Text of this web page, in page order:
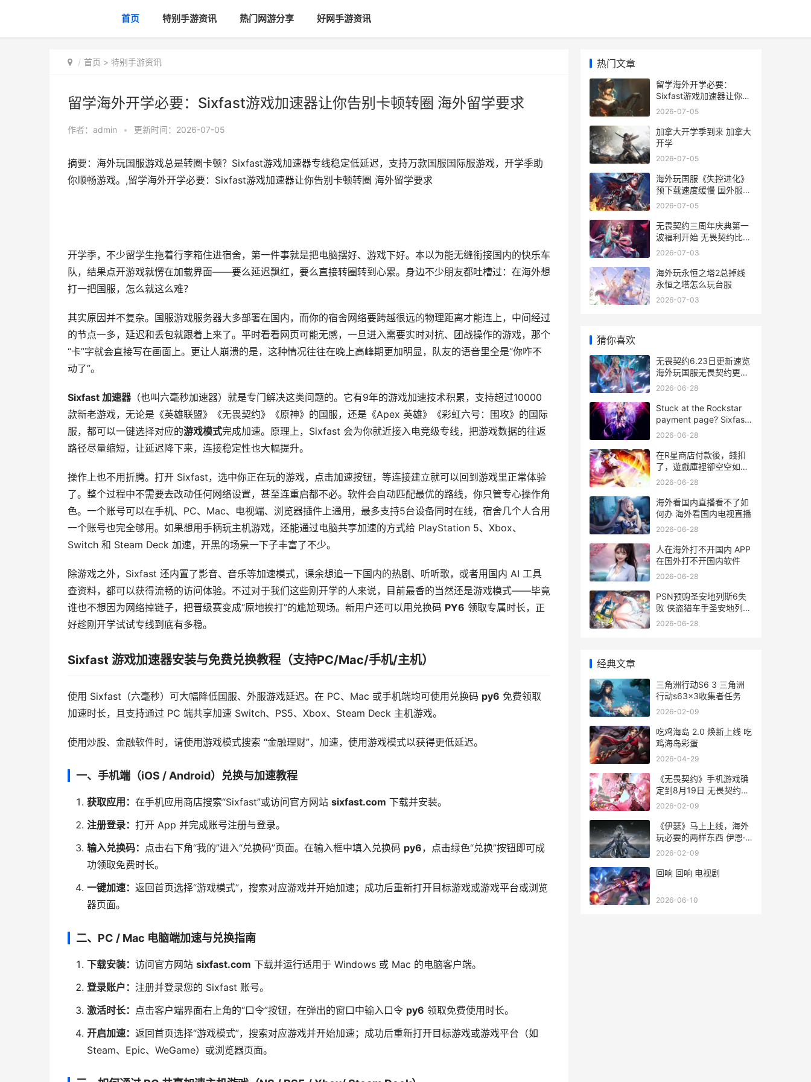
首页 特别手游资讯 热门网游分享 好网手游资讯
首页 > 特别手游资讯
留学海外开学必要：Sixfast游戏加速器让你告别卡顿转圈 海外留学要求
作者： admin • 更新时间：2026-07-05
摘要：海外玩国服游戏总是转圈卡顿？Sixfast游戏加速器专线稳定低延迟，支持万款国服国际服游戏，开学季助
你顺畅游戏。,留学海外开学必要：Sixfast游戏加速器让你告别卡顿转圈 海外留学要求
开学季，不少留学生拖着行李箱住进宿舍，第一件事就是把电脑摆好、游戏下好。本以为能无缝衔接国内的快乐车
队，结果点开游戏就愣在加载界面——要么延迟飘红，要么直接转圈转到心累。身边不少朋友都吐槽过：在海外想
打一把国服，怎么就这么难？
其实原因并不复杂。国服游戏服务器大多部署在国内，而你的宿舍网络要跨越很远的物理距离才能连上，中间经过
的节点一多，延迟和丢包就跟着上来了。平时看看网页可能无感，一旦进入需要实时对抗、团战操作的游戏，那个
“卡”字就会直接写在画面上。更让人崩溃的是，这种情况往往在晚上高峰期更加明显，队友的语音里全是“你咋不
动了”。
Sixfast 加速器（也叫六毫秒加速器）就是专门解决这类问题的。它有9年的游戏加速技术积累，支持超过10000
款新老游戏，无论是《英雄联盟》《无畏契约》《原神》的国服，还是《Apex 英雄》《彩虹六号：围攻》的国际
服，都可以一键选择对应的游戏模式完成加速。原理上，Sixfast 会为你就近接入电竞级专线，把游戏数据的往返
路径尽量缩短，让延迟降下来，连接稳定性也大幅提升。
操作上也不用折腾。打开 Sixfast，选中你正在玩的游戏，点击加速按钮，等连接建立就可以回到游戏里正常体验
了。整个过程中不需要去改动任何网络设置，甚至连重启都不必。软件会自动匹配最优的路线，你只管专心操作角
色。一个账号可以在手机、PC、Mac、电视端、浏览器插件上通用，最多支持5台设备同时在线，宿舍几个人合用
一个账号也完全够用。如果想用手柄玩主机游戏，还能通过电脑共享加速的方式给 PlayStation 5、Xbox、
Switch 和 Steam Deck 加速，开黑的场景一下子丰富了不少。
除游戏之外，Sixfast 还内置了影音、音乐等加速模式，课余想追一下国内的热剧、听听歌，或者用国内 AI 工具
查资料，都可以获得流畅的访问体验。不过对于我们这些刚开学的人来说，目前最香的当然还是游戏模式——毕竟
谁也不想因为网络掉链子，把晋级赛变成“原地挨打”的尴尬现场。新用户还可以用兑换码 PY6 领取专属时长，正
好趁刚开学试试专线到底有多稳。
Sixfast 游戏加速器安装与免费兑换教程（支持PC/Mac/手机/主机）
使用 Sixfast（六毫秒）可大幅降低国服、外服游戏延迟。在 PC、Mac 或手机端均可使用兑换码 py6 免费领取
加速时长，且支持通过 PC 端共享加速 Switch、PS5、Xbox、Steam Deck 主机游戏。
使用炒股、金融软件时，请使用游戏模式搜索 “金融理财”，加速，使用游戏模式以获得更低延迟。
一、手机端（iOS / Android）兑换与加速教程
获取应用： 在手机应用商店搜索“Sixfast”或访问官方网站 sixfast.com 下载并安装。
注册登录： 打开 App 并完成账号注册与登录。
输入兑换码：
点击右下角“我的”进入“兑换码”页面。在输入框中填入兑换码 py6，点击绿色“兑换”按钮即可成
功领取免费时长。
一键加速： 返回首页选择“游戏模式”，搜索对应游戏并开始加速；成功后重新打开目标游戏或游戏平台或浏览
器页面。
二、PC / Mac 电脑端加速与兑换指南
下载安装： 访问官方网站 sixfast.com 下载并运行适用于 Windows 或 Mac 的电脑客户端。
登录账户： 注册并登录您的 Sixfast 账号。
激活时长：
点击客户端界面右上角的“口令”按钮，在弹出的窗口中输入口令 py6 领取免费使用时长。
开启加速： 返回首页选择“游戏模式”，搜索对应游戏并开始加速；成功后重新打开目标游戏或游戏平台（如
Steam、Epic、WeGame）或浏览器页面。
热门文章
留学海外开学必要：
Sixfast游戏加速器让你告
别卡顿转圈 海外留学要求
2026-07-05
加拿大开学季到来 加拿大
开学
2026-07-05
海外玩国服《失控进化》
预下载速度缓慢 国外服的
游戏
2026-07-05
无畏契约三周年庆典第一
波福利开始 无畏契约比赛
结果
2026-07-03
海外玩永恒之塔2总掉线
永恒之塔怎么玩台服
2026-07-03
猜你喜欢
无畏契约6.23日更新速览
海外玩国服无畏契约更新
后等登录不上服务器如何
2026-06-28
Stuck at the Rockstar
payment page? Sixfast
Accelerator solves it in
payments a
2026-06-28
在R星商店付款後，錢扣
了，遊戲庫裡卻空空如也
在r星商店付款怎么付
2026-06-28
海外看国内直播看不了如
何办 海外看国内电视直播
2026-06-28
人在海外打不开国内 APP
在国外打不开国内软件
2026-06-28
PSN预购圣安地列斯6失
败 侠盗猎车手圣安地列斯
psv
2026-06-28
经典文章
三角洲行动S6 3 三角洲
行动s63x3收集者任务
2026-02-09
吃鸡海岛 2.0 焕新上线 吃
鸡海岛彩蛋
2026-04-29
《无畏契约》手机游戏确
定到8月19日 无畏契约手
游下载
2026-02-09
《伊瑟》马上上线，海外
玩必要的两样东西 伊恩·
马瑟
2026-02-09
回响 回响 电视剧
2026-06-10